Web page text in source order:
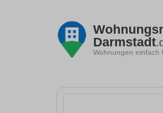
Darmstadt
Wohnungen einfach